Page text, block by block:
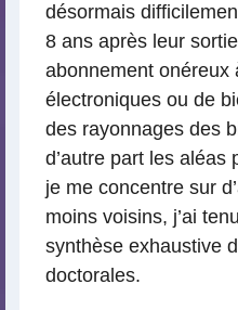
désormais
8 ans après leur
abonnement onéreux
électroniques ou de
des rayonnages des
d’autre part les aléas
je me concentre sur
moins voisins, j’ai
synthèse exhaustive
doctorales.